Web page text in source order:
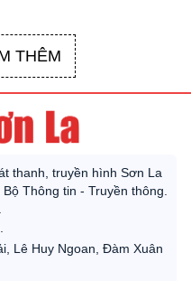
THÊM
thanh, truyền hình Sơn La
Thông tin - Truyền thông.
Lê Huy Ngoan, Đàm Xuân